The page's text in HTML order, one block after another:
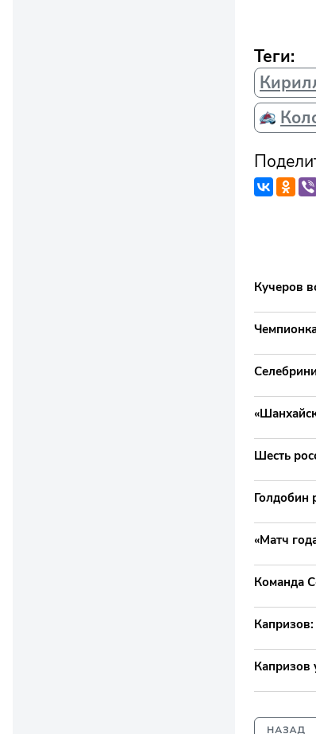
Теги:
Кучеров
Шесть
Голдобин
«Матч
Команда
Капризов